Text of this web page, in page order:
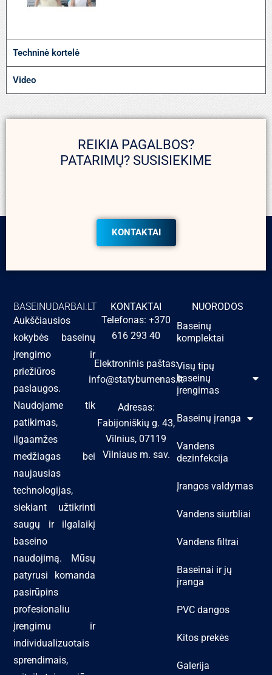
Techninė kortelė
Video
REIKIA PAGALBOS?
PATARIMŲ? SUSISIEKIME
KONTAKTAI
BASEINUDARBAI.LT
Aukščiausios
kokybės baseinų
įrengimo ir
priežiūros
paslaugos.
Naudojame tik
patikimas,
ilgaamžes
medžiagas bei
naujausias
technologijas,
siekiant užtikrinti
saugų ir ilgalaikį
baseino
naudojimą. Mūsų
patyrusi komanda
pasirūpins
profesionaliu
įrengimu ir
individualizuotais
sprendimais,
KONTAKTAI
Telefonas: +370
616 293 40
Elektroninis paštas:
info@statybumenas.lt
Adresas:
Fabijoniškių g. 43,
Vilnius, 07119
Vilniaus m. sav.
NUORODOS
Baseinų
komplektai
Visų tipų
baseinų
įrengimas
Baseinų įranga
Vandens
dezinfekcija
Įrangos valdymas
Vandens siurbliai
Vandens filtrai
Baseinai ir jų
įranga
PVC dangos
Kitos prekės
Galerija